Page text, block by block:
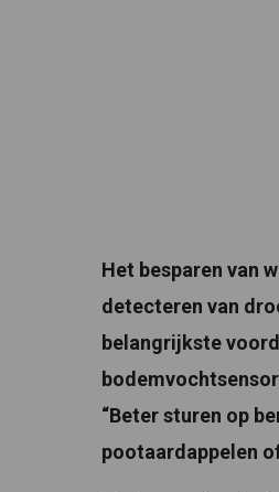
Het besparen van
detecteren van
belangrijkste
“Beter sturen op
pootaardappelen